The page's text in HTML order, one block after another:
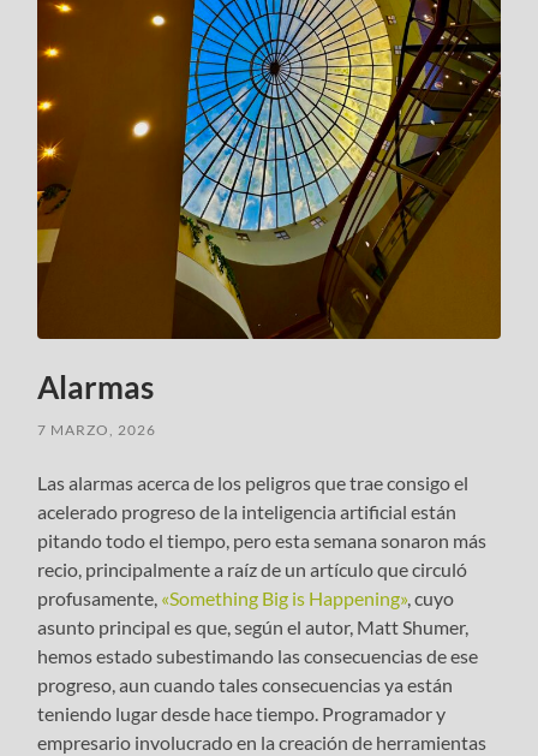
Alarmas
7 MARZO, 2026
Las alarmas acerca de los peligros que trae consigo el
acelerado progreso de la inteligencia artificial están
pitando todo el tiempo, pero esta semana sonaron más
recio, principalmente a raíz de un artículo que circuló
profusamente, «Something Big is Happening», cuyo
asunto principal es que, según el autor, Matt Shumer,
hemos estado subestimando las consecuencias de ese
progreso, aun cuando tales consecuencias ya están
teniendo lugar desde hace tiempo. Programador y
empresario involucrado en la creación de herramientas